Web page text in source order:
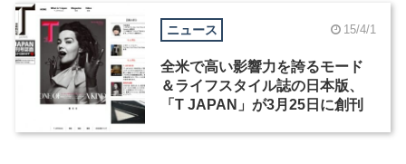
ニュース 15/4/1
全米で高い影響力を誇るモード
＆ライフスタイル誌の日本版、
「T JAPAN」が3月25日に創刊